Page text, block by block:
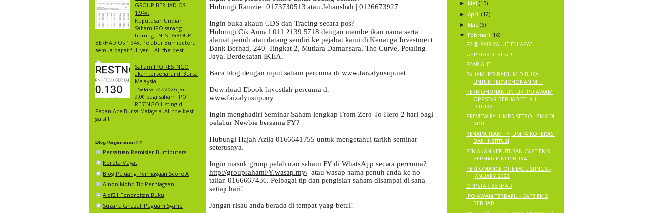
GROUP BERHAD OS
1.94x.
Keputusan Undian
Saham IPO sarang
burung ENEST GROUP
BERHAD OS 1.94x. Pelabur Bumiputera
semua dapat full yer… All the best!
Saham IPO RESTNGO
akan tersenarai di Bursa
Malaysia
Selasa 7/7/2026 jam
9:00 pagi saham IPO
RESTNGO Listing di
Papan Ace Bursa Malaysia. All the best
gais!!!
Blog Kegemaran FY
Persatuan Remisier Bumiputera
Kereta Mayat
Blog Peluang Perniagaan Score A
Ainon Mohd Tip Perniagaan
Alaf21 Penerbitan Buku
Suzana Ghazali Peguam Syarie
Hubungi Ramzie | 0173730513 atau Jehanshah | 0126673927
Ingin buka akaun CDS dan Trading secara pos?
Hubungi Cik Anna l 011 2139 5718 dengan memberikan nama serta
alamat penuh atau datang sendiri ke pejabat kami di Kenanga Investment
Bank Berhad, 240, Tingkat 2, Mutiara Damansara, The Curve, Petaling
Jaya. Berdekatan IKEA.
Baca blog dengan input saham percuma di www.faizalyusup.net
www.faizalyusup.my
Ingin menghadiri Seminar Saham lengkap From Zero To Hero 2 hari bagi
Hubungi Hajah Azila 0166641755 untuk mengetahui tarikh seminar
seterusnya.
Ingin masuk group pelaburan saham FY di WhatsApp secara percuma?
http://groupsahamFY.wasap.my/
  atau wasap nama penuh anda ke no
talian 0166667430. Pelbagai tip dan pengisian saham disampai di sana
setiap hari!
Jangan risau anda berada di tempat yang betul!
► Mei (15)
► April (12)
► Mac (6)
▼ Februari (16)
FV @ FAIR VALUE ITU APA?
OPPSTAR BERHAD
SYARIAH?
SAHAM IPO RADIUM DIBUKA
UNTUK PERMOHONAN MITI
PERMOHONAN UNTUK IPO AWAM
OPPSTAR BERHAD TELAH
DIBUKA
PREVIEW FY JUMPA SETPOL PMX DI
MOF
KENAPA TEAM FY JUMPA KOPERASI
DAN INSTITUSI
SEMAKAN KEPUTUSAN CAPE EMS
BERHAD KINI DIBUKA
PERFOMANCE OF NEW LISTINGS -
JANUARY 2023
OPPSTAR BERHAD
IPO AWAM TERBARU - CAPE EMS
BERHAD